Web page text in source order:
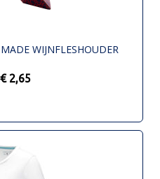
WIJNFLESHOUDER
€ 2,65